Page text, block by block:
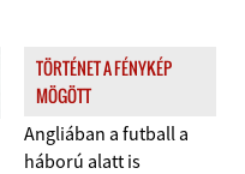
TÖRTÉNET A FÉNYKÉP
MÖGÖTT
Angliában a futball a
háború alatt is